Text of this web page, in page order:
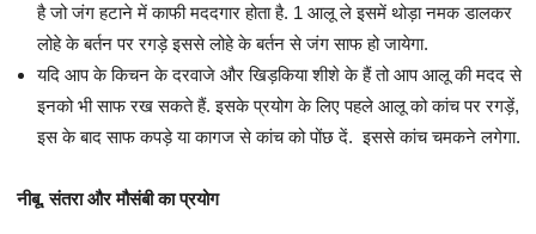
है जो जंग हटाने में काफी मददगार होता है. 1 आलू ले इसमें थोड़ा नमक डालकर
लोहे के बर्तन पर रगड़े इससे लोहे के बर्तन से जंग साफ हो जायेगा.
यदि आप के किचन के दरवाजे और खिड़किया शीशे के हैं तो आप आलू की मदद से
इनको भी साफ रख सकते हैं. इसके प्रयोग के लिए पहले आलू को कांच पर रगड़ें,
इस के बाद साफ कपड़े या कागज से कांच को पोंछ दें. इससे कांच चमकने लगेगा.
नीबू, संतरा और मौसंबी का प्रयोग